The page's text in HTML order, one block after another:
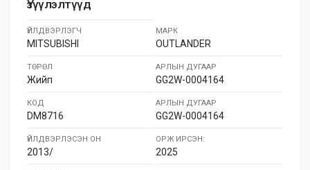
Үзүүлэлтүүд
ҮЙЛДВЭРЛЭГЧ
MITSUBISHI
МАРК
OUTLANDER
ТӨРӨЛ
Жийп
АРЛЫН ДУГААР
GG2W-0004164
КОД
DM8716
АРЛЫН ДУГААР
GG2W-0004164
ҮЙЛДВЭРЛЭСЭН ОН
2013/
ОРЖ ИРСЭН:
2025